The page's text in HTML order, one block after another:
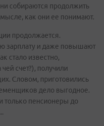
собираются продолжить
как они ее понимают.
продолжается.
зарплату и даже повышают
стало известно,
счет?), получили
Словом, приготовились
дело выгодное.
только пенсионеры до